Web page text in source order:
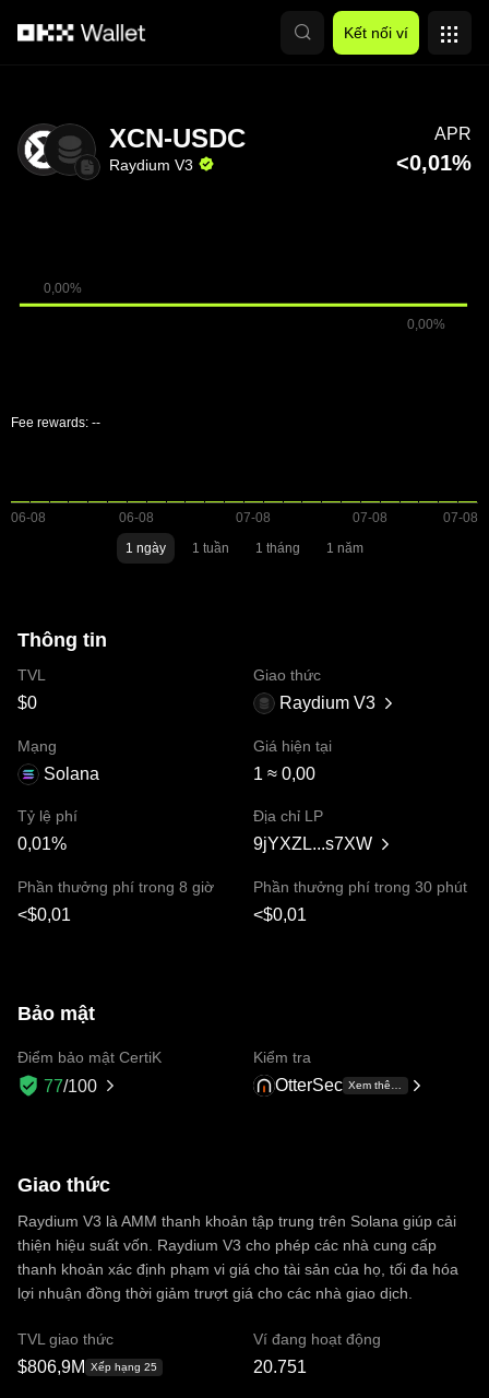
Kết nối ví
XCN-USDC
Raydium V3
APR
<0,01%
Fee rewards: --
1 ngày 1 tuần 1 tháng 1 năm
Thông tin
TVL
$0
Giao thức
Raydium V3
Mạng
Solana
Giá hiện tại
1 ≈ 0,00
Tỷ lệ phí
0,01%
Địa chỉ LP
9jYXZL...s7XW
Phần thưởng phí trong 8 giờ
<$0,01
Phần thưởng phí trong 30 phút
<$0,01
Bảo mật
Điểm bảo mật CertiK
77/100
Kiểm tra
OtterSec Xem thêm +1
Giao thức
Raydium V3 là AMM thanh khoản tập trung trên Solana giúp cải
thiện hiệu suất vốn. Raydium V3 cho phép các nhà cung cấp
thanh khoản xác định phạm vi giá cho tài sản của họ, tối đa hóa
lợi nhuận đồng thời giảm trượt giá cho các nhà giao dịch.
TVL giao thức
$806,9M Xếp hạng 25
Ví đang hoạt động
20.751